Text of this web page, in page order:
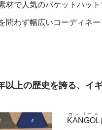
材で人気のバケットハッ
問わず幅広いコーディネ
以上の歴史を誇る、イ
KANGOL
カンゴール